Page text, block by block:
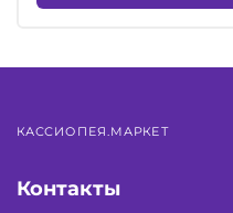
КАССИОПЕЯ.МАРКЕТ
Контакты